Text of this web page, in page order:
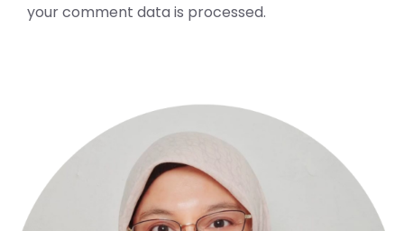
your comment data is processed.